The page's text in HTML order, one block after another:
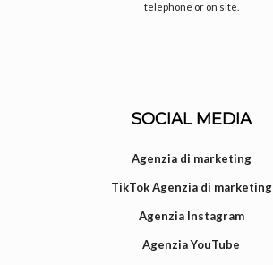
telephone or on site.
SOCIAL MEDIA
Agenzia di marketing
TikTok Agenzia di marketing
Agenzia Instagram
Agenzia YouTube